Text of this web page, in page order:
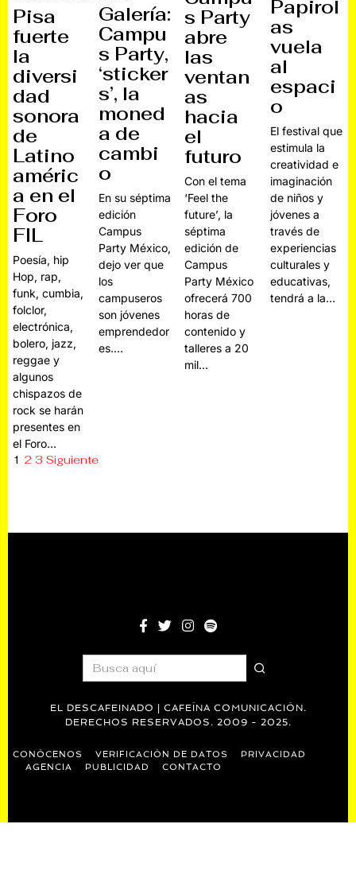
Pisa
fuerte
la
diversi
dad
sonora
de
Latino
améric
a en el
Foro
FIL
Poesía, hip
Hop, rap,
funk, cumbia,
folclor,
electrónica,
bolero, jazz,
reggae y
algunos
chispazos de
rock se harán
presentes en
el Foro…
Galería:
Campu
s Party,
‘sticker
s’, la
moned
a de
cambi
o
En su séptima
edición
Campus
Party México,
dejo ver que
los
campuseros
son jóvenes
emprendedor
es.…
s Party
abre
las
ventan
as
hacia
el
futuro
Con el tema
‘Feel the
future’, la
séptima
edición de
Campus
Party México
ofrecerá 700
horas de
contenido y
talleres a 20
mil…
Papirol
as
vuela
al
espaci
o
El festival que
estimula la
creatividad e
imaginación
de niños y
jóvenes a
través de
experiencias
culturales y
educativas,
tendrá a la…
1 2 3 Siguiente
EL DESCAFEINADO | CAFEÍNA COMUNICACIÓN.
DERECHOS RESERVADOS. 2009 - 2025.
CONÓCENOS VERIFICACIÓN DE DATOS
PRIVACIDAD
AGENCIA
PUBLICIDAD CONTACTO